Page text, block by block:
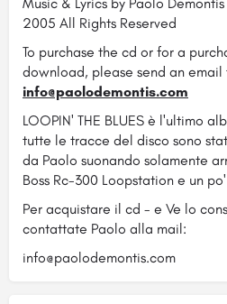
2005 All Rights Reserved
To purchase the cd or for a
download, please send an email
info@paolodemontis.com
LOOPIN' THE BLUES è l'ultimo
tutte le tracce del disco sono
da Paolo suonando solamente
Boss Rc-300 Loopstation e un
Per acquistare il cd - e Ve lo
contattate Paolo alla mail:
info@paolodemontis.com